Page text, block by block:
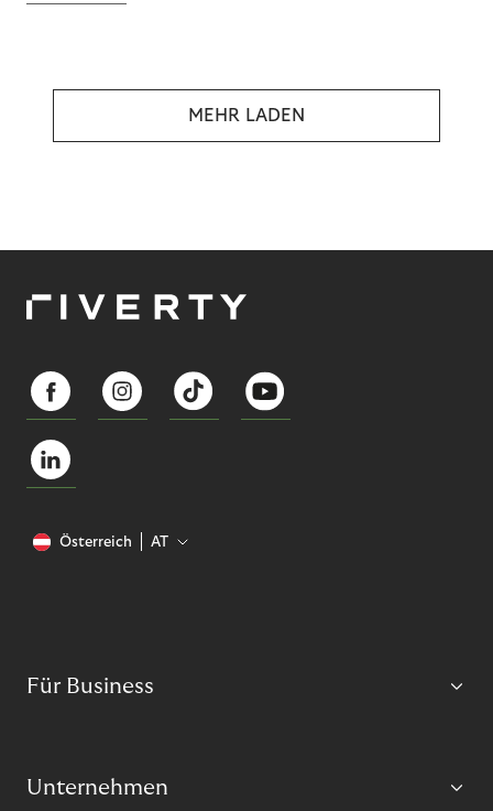
MEHR LADEN
Österreich AT
Für Business
Unternehmen